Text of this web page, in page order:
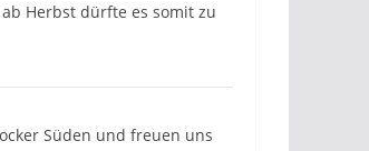
Herbst dürfte es somit zu
Süden und freuen uns